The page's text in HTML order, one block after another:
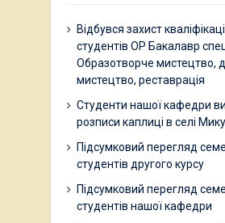
Відбувся захист
студентів ОР Бакалавр
Образотворче мистецтво,
мистецтво, реставрація
Студенти нашої кафедри
розписи каплиці в селі
Підсумковий перегляд
студентів другого курсу
Підсумковий перегляд
студентів нашої кафедри